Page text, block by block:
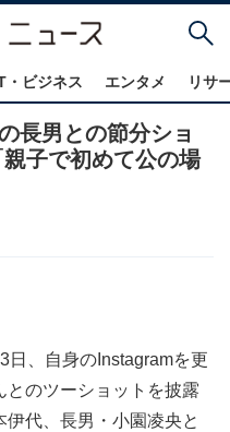
・ビジネス エンタメ リサ
長男との節分ショ
子で初めて公の場
日、自身のInstagramを更
とのツーショットを披露
代、長男・小園凌央と